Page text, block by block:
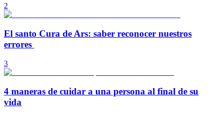
2
El santo Cura de Ars: saber reconocer nuestros
errores
3
4 maneras de cuidar a una persona al final de su
vida